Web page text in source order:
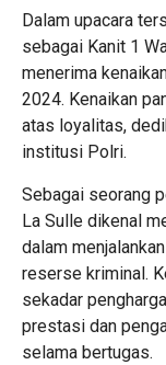
Dalam upacara
sebagai Kanit 1
menerima
2024. Kenaikan
atas loyalitas,
institusi Polri.
Sebagai seorang
La Sulle dikenal
dalam
reserse kriminal.
sekadar
prestasi dan
selama bertugas.